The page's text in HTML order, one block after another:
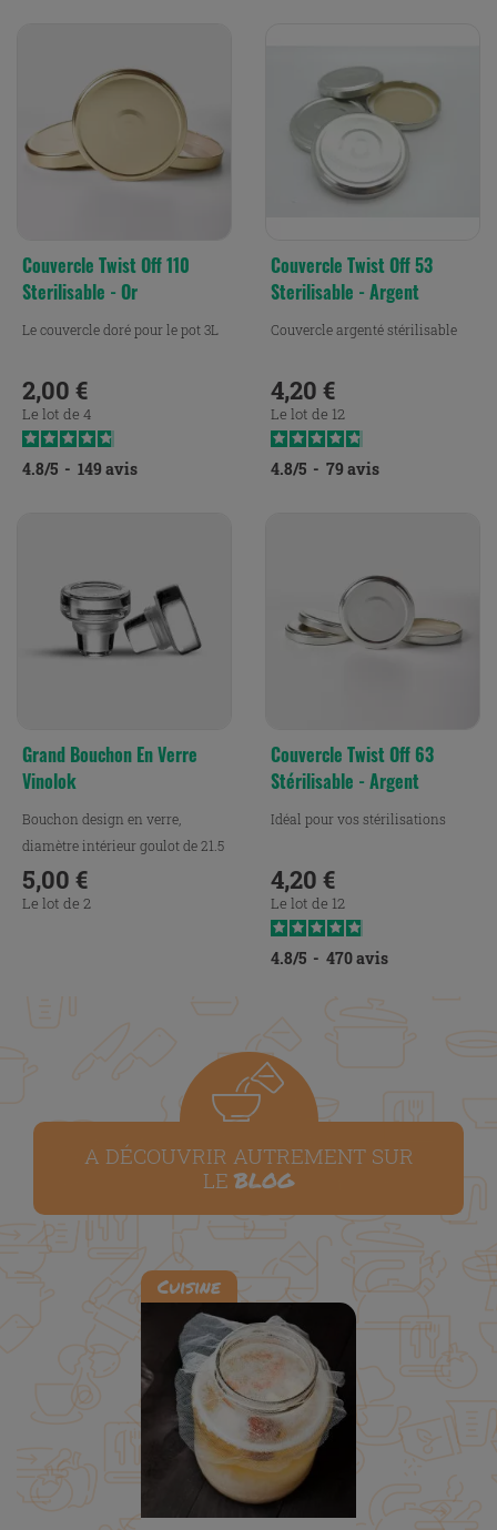
Couvercle Twist Off 110
Sterilisable - Or
Le couvercle doré pour le pot 3L
Prix
2,00 €
Le lot de 4
4.8/5 - 149 avis
Couvercle Twist Off 53
Sterilisable - Argent
Couvercle argenté stérilisable
Prix
4,20 €
Le lot de 12
4.8/5 - 79 avis
Grand Bouchon En Verre
Vinolok
Bouchon design en verre,
diamètre intérieur goulot de 21.5
mm.
Prix
5,00 €
Le lot de 2
Couvercle Twist Off 63
Stérilisable - Argent
Idéal pour vos stérilisations
Prix
4,20 €
Le lot de 12
4.8/5 - 470avis
A DÉCOUVRIR AUTREMENT SUR
LEBLOG
Cuisine